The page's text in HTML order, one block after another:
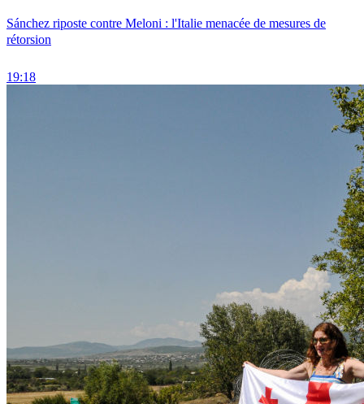
Sánchez riposte contre Meloni : l'Italie menacée de mesures de
rétorsion
19:18